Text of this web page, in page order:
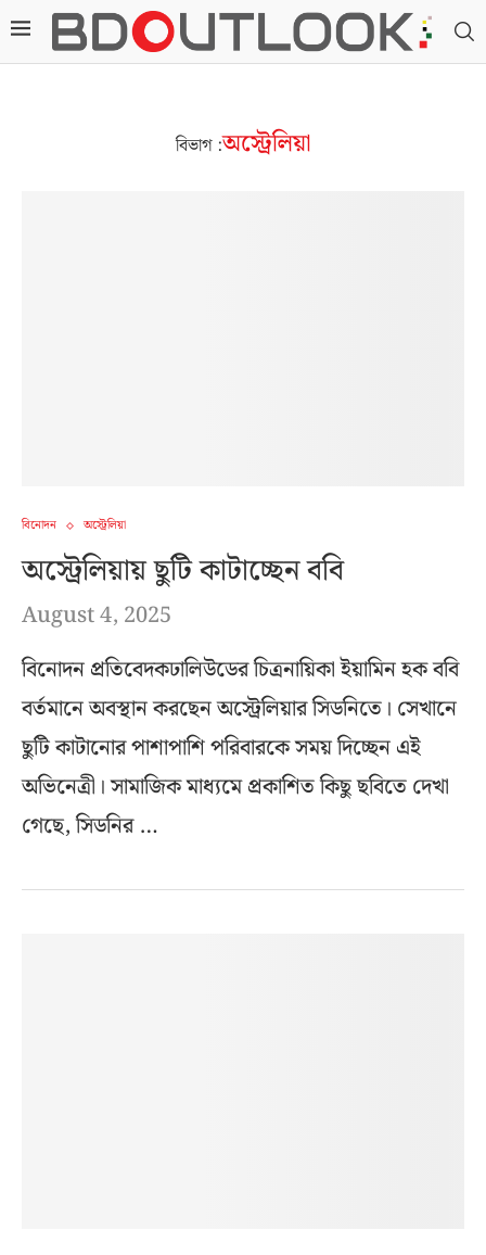
বিভাগ :অস্ট্রেলিয়া
বিনোদন অস্ট্রেলিয়া
অস্ট্রেলিয়ায় ছুটি কাটাচ্ছেন ববি
August 4, 2025
বিনোদন প্রতিবেদকঢালিউডের চিত্রনায়িকা ইয়ামিন হক ববি
বর্তমানে অবস্থান করছেন অস্ট্রেলিয়ার সিডনিতে। সেখানে
ছুটি কাটানোর পাশাপাশি পরিবারকে সময় দিচ্ছেন এই
অভিনেত্রী। সামাজিক মাধ্যমে প্রকাশিত কিছু ছবিতে দেখা
গেছে, সিডনির …